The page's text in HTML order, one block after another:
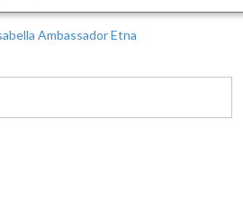
Ambassador Etna